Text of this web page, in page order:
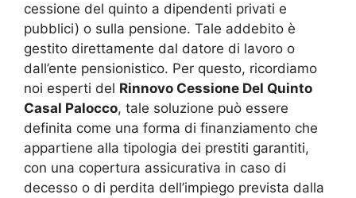
cessione del quinto a dipendenti privati e
pubblici) o sulla pensione. Tale addebito è
gestito direttamente dal datore di lavoro o
dall’ente pensionistico. Per questo, ricordiamo
noi esperti del Rinnovo Cessione Del Quinto
Casal Palocco, tale soluzione può essere
definita come una forma di finanziamento che
appartiene alla tipologia dei prestiti garantiti,
con una copertura assicurativa in caso di
decesso o di perdita dell’impiego prevista dalla